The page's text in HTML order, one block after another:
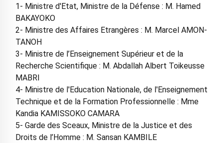
1- Ministre d'Etat, Ministre de la Défense : M. Hamed
BAKAYOKO
2- Ministre des Affaires Etrangères : M. Marcel AMON-
TANOH
3- Ministre de l’Enseignement Supérieur et de la
Recherche Scientifique : M. Abdallah Albert Toikeusse
MABRI
4- Ministre de l'Education Nationale, de l'Enseignement
Technique et de la Formation Professionnelle : Mme
Kandia KAMISSOKO CAMARA
5- Garde des Sceaux, Ministre de la Justice et des
Droits de l’Homme : M. Sansan KAMBILE